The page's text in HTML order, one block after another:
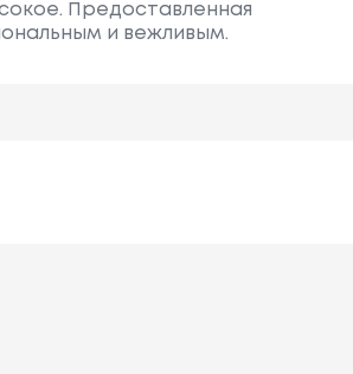
Предоставленная
и вежливым.